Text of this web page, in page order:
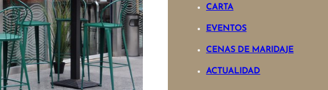
CARTA
EVENTOS
CENAS DE MARIDAJE
ACTUALIDAD